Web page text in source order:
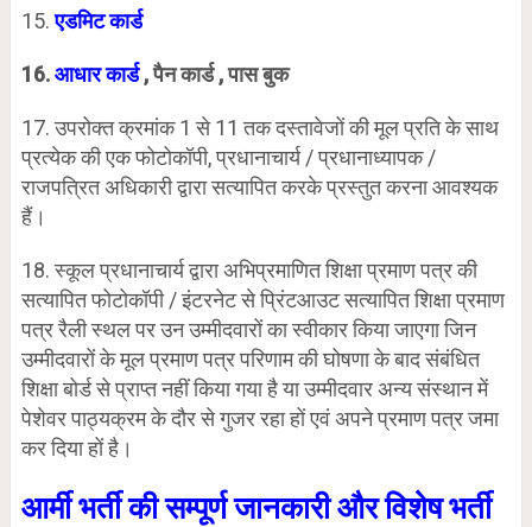
15.एडमिट कार्ड
16.आधार कार्ड, पैन कार्ड , पास बुक
17. उपरोक्त क्रमांक 1 से 11 तक दस्तावेजों की मूल प्रति के साथ
प्रत्येक की एक फोटोकॉपी, प्रधानाचार्य / प्रधानाध्यापक /
राजपत्रित अधिकारी द्वारा सत्यापित करके प्रस्तुत करना आवश्यक
हैं।
18. स्कूल प्रधानाचार्य द्वारा अभिप्रमाणित शिक्षा प्रमाण पत्र की
सत्यापित फोटोकॉपी / इंटरनेट से प्रिंटआउट सत्यापित शिक्षा प्रमाण
पत्र रैली स्थल पर उन उम्मीदवारों का स्वीकार किया जाएगा जिन
उम्मीदवारों के मूल प्रमाण पत्र परिणाम की घोषणा के बाद संबंधित
शिक्षा बोर्ड से प्राप्त नहीं किया गया है या उम्मीदवार अन्य संस्थान में
पेशेवर पाठ्यक्रम के दौर से गुजर रहा हों एवं अपने प्रमाण पत्र जमा
कर दिया हों है।
आर्मी भर्ती की सम्पूर्ण जानकारी और विशेष भर्ती